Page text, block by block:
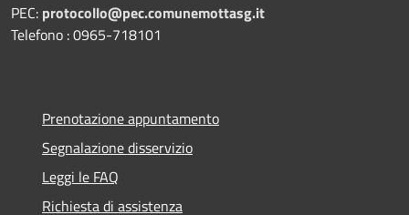
PEC: protocollo@pec.comunemottasg.it
Telefono : 0965-718101
Prenotazione appuntamento
Segnalazione disservizio
Leggi le FAQ
Richiesta di assistenza